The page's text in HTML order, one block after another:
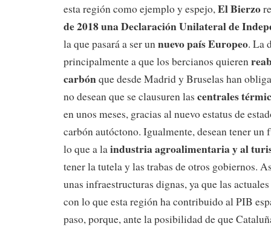
esta región como ejemplo y espejo,El Bierzo
de 2018 una Declaración Unilateral de
la que pasará a ser unnuevo país Europeo. La
principalmente a que los bercianos quieren
carbónque desde Madrid y Bruselas han
no desean que se clausuren las centrales
en unos meses, gracias al nuevo estatus de
carbón autóctono. Igualmente, desean tener un
lo que a laindustria agroalimentaria y al
tener la tutela y las trabas de otros gobiernos.
unas infraestructuras dignas, ya que las
con lo que esta región ha contribuido al PIB
paso, porque, ante la posibilidad de que